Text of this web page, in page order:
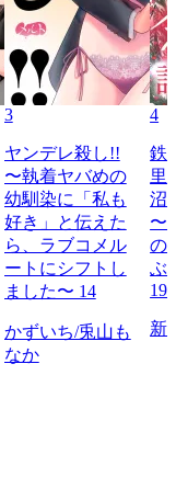
3
ヤンデレ殺し!!
〜執着ヤバめの
幼馴染に「私も
好き」と伝えた
ら、ラブコメル
ートにシフトし
ました〜 14
かずいち/兎山も
なか
4
鉄
里
沼
〜
の
ぶ
19
新